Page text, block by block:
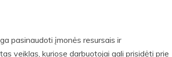
pasinaudoti įmonės resursais ir
veiklas, kuriose darbuotojai gali prisidėti prie